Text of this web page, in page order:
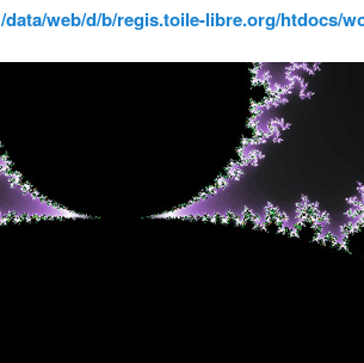
/data/web/d/b/regis.toile-libre.org/htdocs/